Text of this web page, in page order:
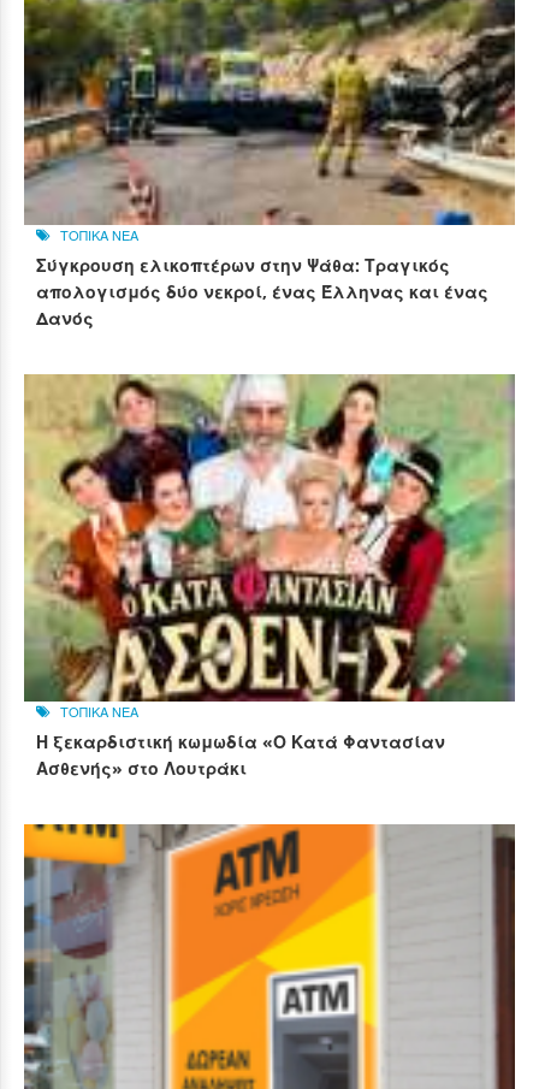
ΤΟΠΙΚΑ ΝΕΑ
Σύγκρουση ελικοπτέρων στην Ψάθα: Τραγικός
απολογισμός δύο νεκροί, ένας Έλληνας και ένας
Δανός
ΤΟΠΙΚΑ ΝΕΑ
Η ξεκαρδιστική κωμωδία «Ο Κατά Φαντασίαν
Ασθενής» στο Λουτράκι